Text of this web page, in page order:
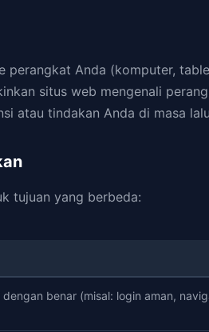
Anda (komputer,
situs web mengenali
atau tindakan Anda di masa
tujuan yang berbeda:
benar (misal: login aman,